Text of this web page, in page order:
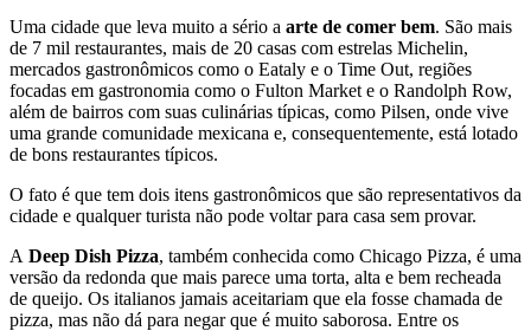
Uma cidade que leva muito a sério a arte de comer bem. São mais
de 7 mil restaurantes, mais de 20 casas com estrelas Michelin,
mercados gastronômicos como o Eataly e o Time Out, regiões
focadas em gastronomia como o Fulton Market e o Randolph Row,
além de bairros com suas culinárias típicas, como Pilsen, onde vive
uma grande comunidade mexicana e, consequentemente, está lotado
de bons restaurantes típicos.
O fato é que tem dois itens gastronômicos que são representativos da
cidade e qualquer turista não pode voltar para casa sem provar.
A Deep Dish Pizza, também conhecida como Chicago Pizza, é uma
versão da redonda que mais parece uma torta, alta e bem recheada
de queijo. Os italianos jamais aceitariam que ela fosse chamada de
pizza, mas não dá para negar que é muito saborosa. Entre os